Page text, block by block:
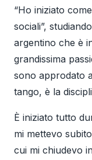
“Ho iniziato
sociali”,
argentino che è
grandissima
sono approdato
tango, è la
È iniziato tutto
mi mettevo
cui mi chiudevo